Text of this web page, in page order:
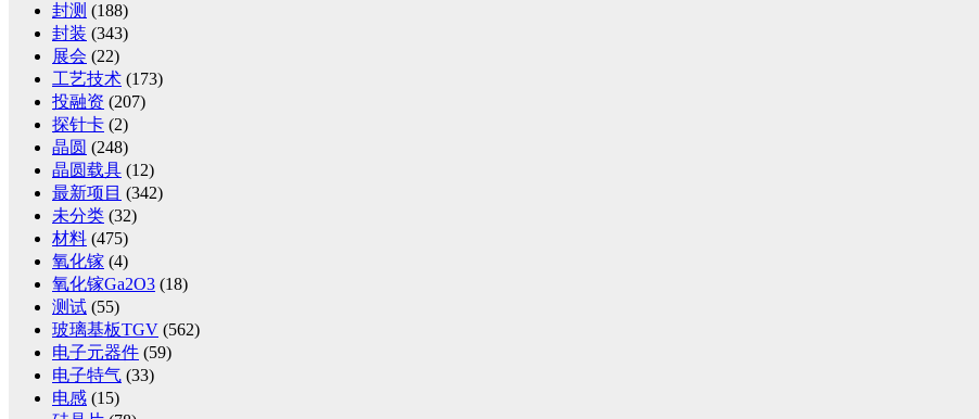
封测 (188)
封装 (343)
展会 (22)
工艺技术 (173)
投融资 (207)
探针卡 (2)
晶圆 (248)
晶圆载具 (12)
最新项目 (342)
未分类 (32)
材料 (475)
氧化镓 (4)
氧化镓Ga2O3 (18)
测试 (55)
玻璃基板TGV (562)
电子元器件 (59)
电子特气 (33)
电感 (15)